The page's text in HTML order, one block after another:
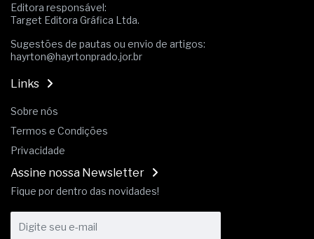
Editora responsável:
Target Editora Gráfica Ltda.
Sugestões de pautas ou envio de artigos:
hayrton@hayrtonprado.jor.br
Links
Sobre nós
Termos e Condições
Privacidade
Assine nossa Newsletter
Fique por dentro das novidades!